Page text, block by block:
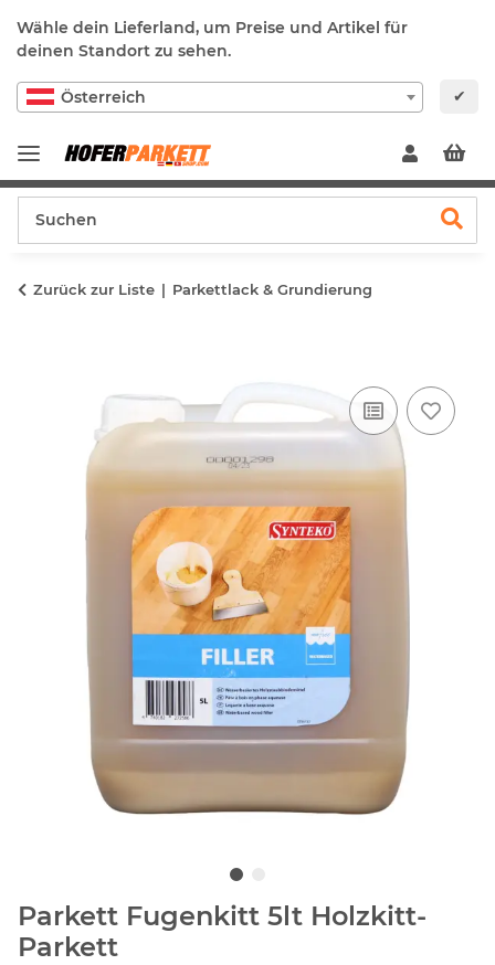
Wähle dein Lieferland, um Preise und Artikel für
deinen Standort zu sehen.
Österreich ✔
Zurück zur Liste Parkettlack & Grundierung
Parkett Fugenkitt 5lt Holzkitt-
Parkett